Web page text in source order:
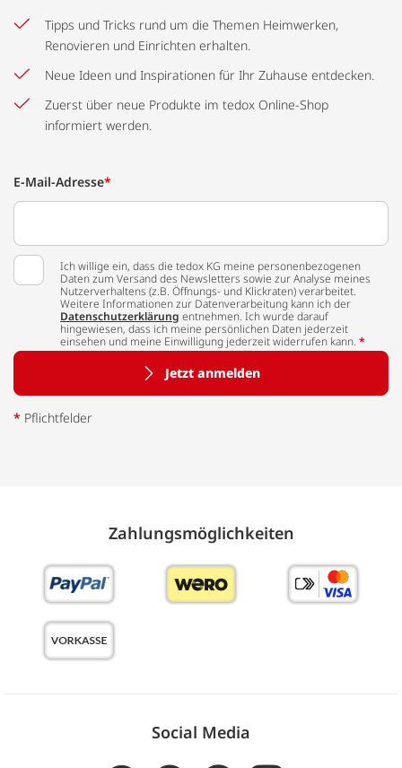
Tipps und Tricks rund um die Themen Heimwerken,
Renovieren und Einrichten erhalten.
Neue Ideen und Inspirationen für Ihr Zuhause entdecken.
Zuerst über neue Produkte im tedox Online-Shop
informiert werden.
E-Mail-Adresse*
Ich willige ein, dass die tedox KG meine personenbezogenen
Daten zum Versand des Newsletters sowie zur Analyse meines
Nutzerverhaltens (z.B. Öffnungs- und Klickraten) verarbeitet.
Weitere Informationen zur Datenverarbeitung kann ich der
Datenschutzerklärung entnehmen. Ich wurde darauf
hingewiesen, dass ich meine persönlichen Daten jederzeit
einsehen und meine Einwilligung jederzeit widerrufen kann. *
Jetzt anmelden
* Pflichtfelder
Zahlungs­möglich­keiten
Social Media